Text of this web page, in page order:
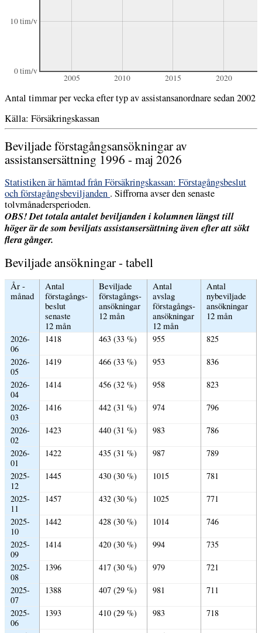
2005 2010 2015 2020
0 tim/v
10 tim/v
Antal timmar per vecka efter typ av assistansanordnare sedan 2002
Källa: Försäkringskassan
Beviljade förstagångsansökningar av
assistansersättning 1996 - maj 2026
Statistiken är hämtad från Försäkringskassan: Förstagångsbeslut
och förstagångsbeviljanden . Siffrorna avser den senaste
tolvmånadersperioden.
OBS! Det totala antalet beviljanden i kolumnen längst till
höger är de som beviljats assistansersättning även efter att sökt
flera gånger.
Beviljade ansökningar - tabell
År -
månad
Antal
förstagångs-
beslut
senaste
12 mån
Beviljade
förstagångs-
ansökningar
12 mån
Antal
avslag
förstagångs-
ansökningar
12 mån
Antal
nybeviljade
ansökningar
12 mån
2026-
06
1418 463 (33 %) 955 825
2026-
05
1419 466 (33 %) 953 836
2026-
04
1414 456 (32 %) 958 823
2026-
03
1416 442 (31 %) 974 796
2026-
02
1423 440 (31 %) 983 786
2026-
01
1422 435 (31 %) 987 789
2025-
12
1445 430 (30 %) 1015 781
2025-
11
1457 432 (30 %) 1025 771
2025-
10
1442 428 (30 %) 1014 746
2025-
09
1414 420 (30 %) 994 735
2025-
08
1396 417 (30 %) 979 721
2025-
07
1388 407 (29 %) 981 711
2025-
06
1393 410 (29 %) 983 718